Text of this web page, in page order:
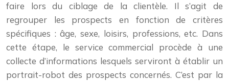
faire lors du ciblage de la clientèle. Il s’agit de
regrouper les prospects en fonction de critères
spécifiques : âge, sexe, loisirs, professions, etc. Dans
cette étape, le service commercial procède à une
collecte d’informations lesquels serviront à établir un
portrait-robot des prospects concernés. C’est par la